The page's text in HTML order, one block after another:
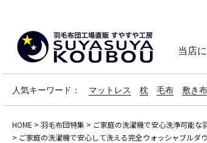
当店
人気キーワード： マットレス 枕 毛布 敷き
HOME 羽毛布団特集 ご家庭の洗濯機で安心洗浄可能な
ご家庭の洗濯機で安心して洗える完全ウォッシャブル